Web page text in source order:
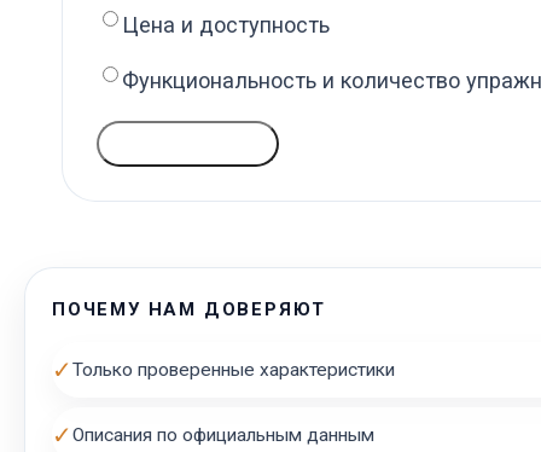
Цена и доступность
Функциональность и количество
ПОЧЕМУ НАМ ДОВЕРЯЮТ
✓Только проверенные характеристики
✓Описания по официальным данным